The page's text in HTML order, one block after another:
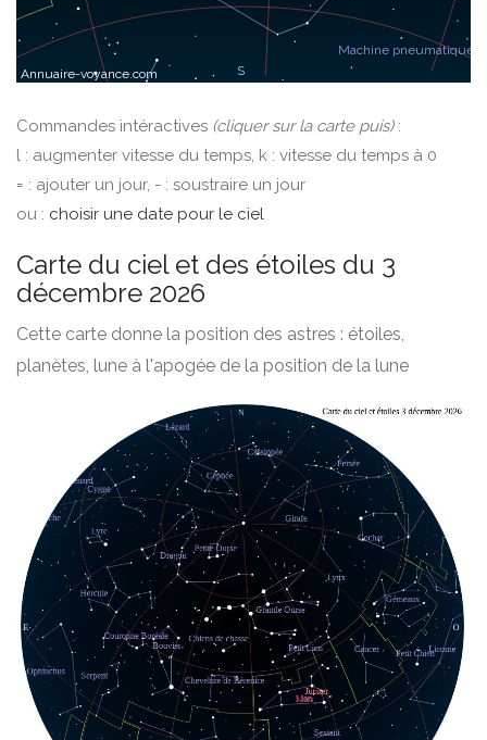
Commandes intéractives (cliquer sur la carte puis):
l : augmenter vitesse du temps, k : vitesse du temps à 0
= : ajouter un jour, - : soustraire un jour
ou : choisir une date pour le ciel
Carte du ciel et des étoiles du 3
décembre 2026
Cette carte donne la position des astres : étoiles,
planètes, lune à l'apogée de la position de la lune